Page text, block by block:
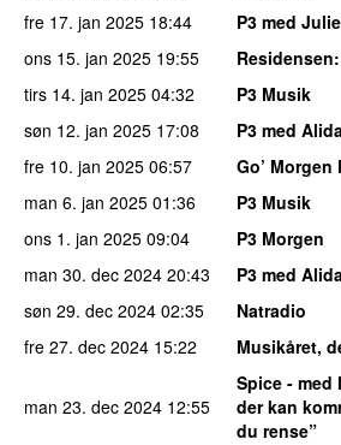
fre 17. jan 2025 18:44
P3 med
ons 15. jan 2025 19:55 Residensen
tirs 14. jan 2025 04:32
P3 Musik
søn 12. jan 2025 17:08
P3 med
fre 10. jan 2025 06:57
Go’ Morgen
man 6. jan 2025 01:36
P3 Musik
ons 1. jan 2025 09:04
P3 Morgen
man 30. dec 2024 20:43
P3 med
søn 29. dec 2024 02:35
Natradio
fre 27. dec 2024 15:22 Musikåret,
man 23. dec 2024 12:55
Spice - med
der kan
du rense”